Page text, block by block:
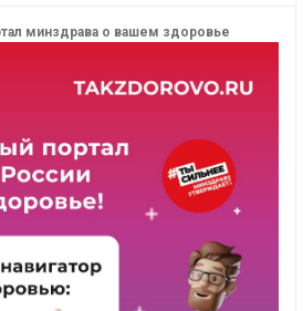
минздрава о вашем здоровье